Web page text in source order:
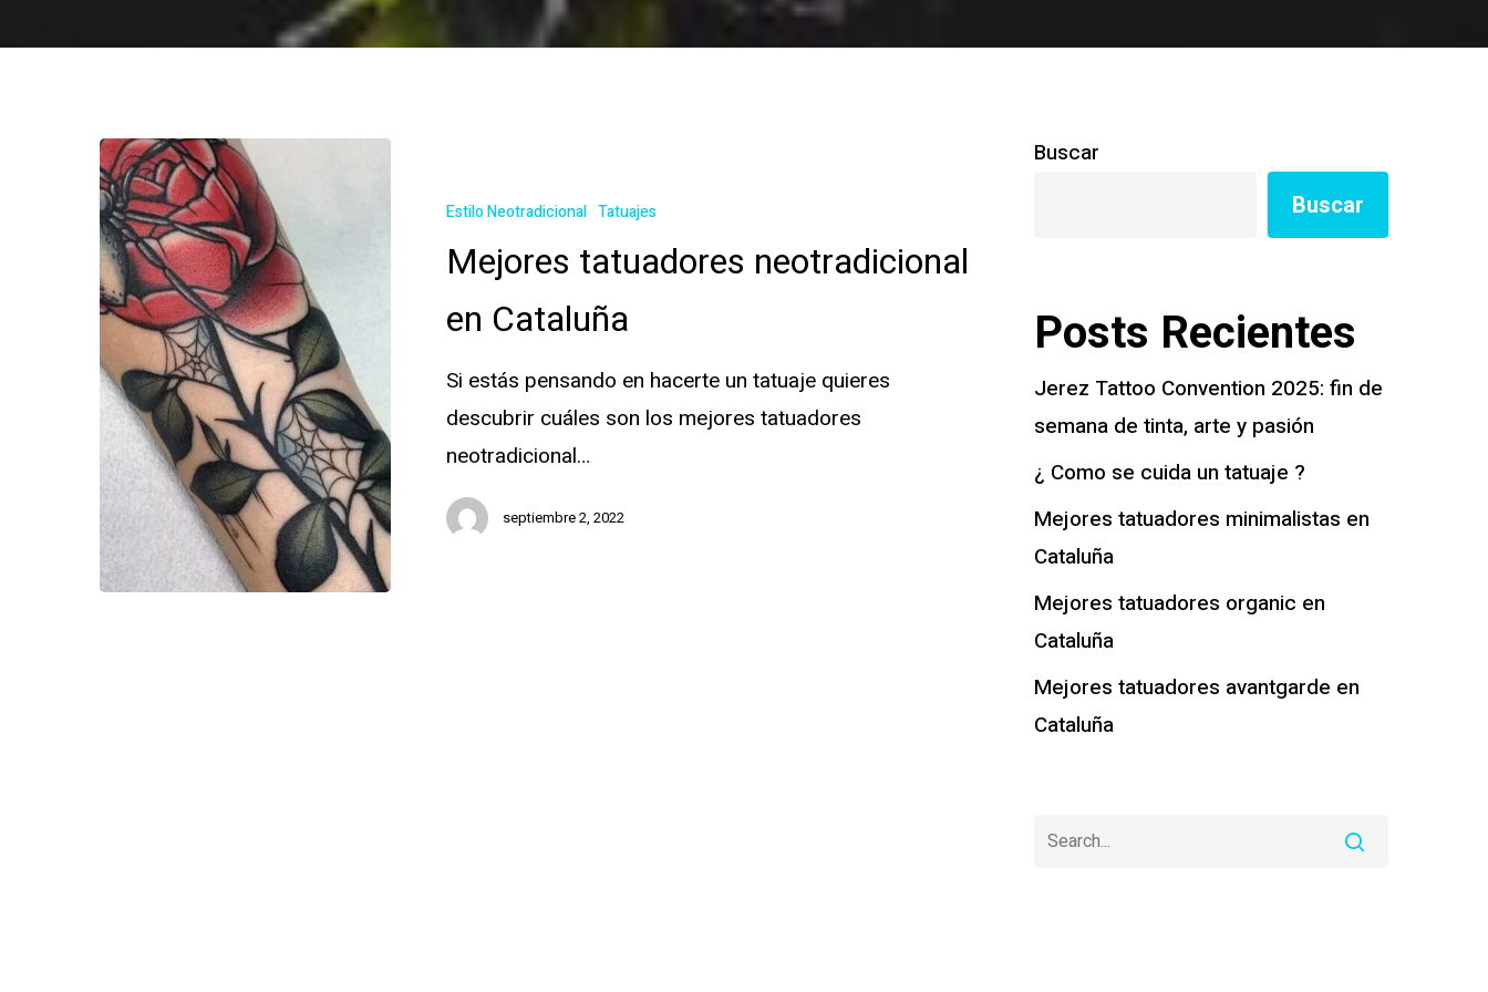
Estilo Neotradicional Tatuajes
Mejores tatuadores neotradicional
en Cataluña
Si estás pensando en hacerte un tatuaje quieres
descubrir cuáles son los mejores tatuadores
neotradicional…
septiembre 2, 2022
Buscar
Buscar
Posts Recientes
Jerez Tattoo Convention 2025: fin de
semana de tinta, arte y pasión
¿ Como se cuida un tatuaje ?
Mejores tatuadores minimalistas en
Cataluña
Mejores tatuadores organic en
Cataluña
Mejores tatuadores avantgarde en
Cataluña